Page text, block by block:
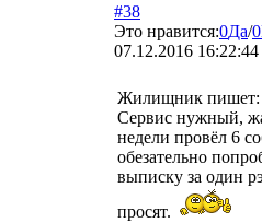
#38
Это нравится:0Да/0
07.12.2016 16:22:44
Жилищник пишет:
Сервис нужный,
недели провёл 6
обезательно
выписку за один
просят.